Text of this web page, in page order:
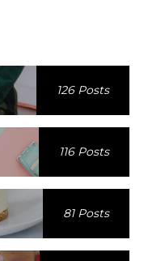
126 Posts
116 Posts
81 Posts